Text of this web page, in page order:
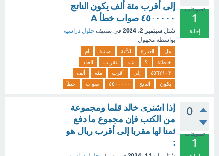
تصويتات
1
إجابة
إلى أقرب مئة ألف يكون الناتج
٤٥٠٠٠٠٠ صواب خطأ A
سُئل سبتمبر 2، 2024 في تصنيف حلول دراسية
بواسطة مجهول
هل العبارة الآتية صائبة
أم
خاطئة
؟ عند تقريب
العدد
٤٥٦٢١٠٣
إلى أقرب مئة
ألف
يكون
الناتج ٤٥٠٠٠٠٠ صواب خطأ
0
تصويتات
1
إذا اشترى خالد قلما ومجموعة
من الكتب فإن مجموع ما دفع
ثمنا لها مقربا إلى أقرب ريال هو
: